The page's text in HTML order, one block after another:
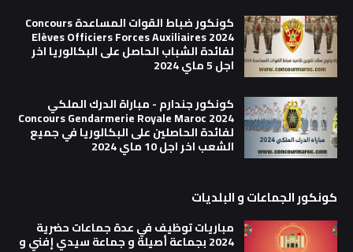
كونكور ضباط القوات المساعدة Concours
Elèves Officiers Forces Auxiliaires 2024
لفائدة الشباب الحاصل على البكالوريا اخر
اجل 5 ماي 2024
كونكور جندارم - مباراة الدرك الملكي
Concours Gendarmerie Royale Maroc 2024
لفائدة الحاصلين على البكالوريا في جميع
الشعب اخر اجل 10 ماي 2024
كونكور الجماعات و البلديات
مباريات توظيف في عدة جماعات حضرية
2024 بجماعة أصيلة و جماعة سيدي إفني و